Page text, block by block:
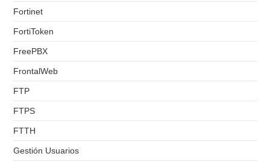
Fortinet
FortiToken
FreePBX
FrontalWeb
FTP
FTPS
FTTH
Gestión Usuarios